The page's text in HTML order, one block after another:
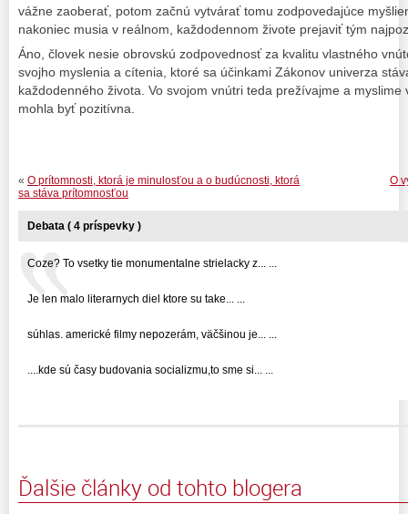
vážne zaoberať, potom začnú vytvárať tomu zodpovedajúce
nakoniec musia v reálnom, každodennom živote prejaviť tým
Áno, človek nesie obrovskú zodpovednosť za kvalitu vlastného
svojho myslenia a cítenia, ktoré sa účinkami Zákonov univerza
každodenného života. Vo svojom vnútri teda prežívajme a
mohla byť pozitívna.
O
« O prítomnosti, ktorá je minulosťou a o budúcnosti, ktorá
sa stáva prítomnosťou
Debata ( 4 príspevky )
Coze? To vsetky tie monumentalne strielacky z... ...
Je len malo literarnych diel ktore su take... ...
súhlas. americké filmy nepozerám, väčšinou je... ...
....kde sú časy budovania socializmu,to sme si... ...
Ďalšie články od tohto blogera